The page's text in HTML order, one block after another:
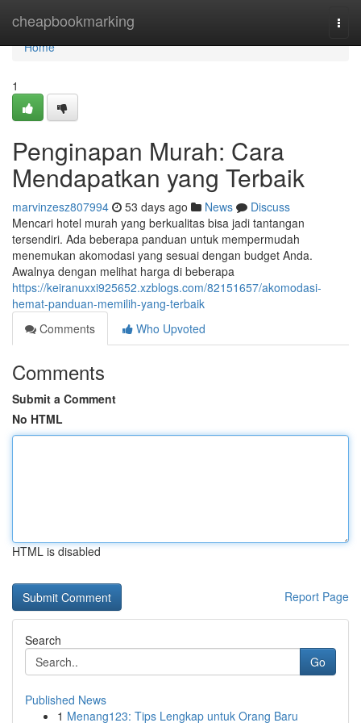
cheapbookmarking
Home
Home
1
Penginapan Murah: Cara
Mendapatkan yang Terbaik
marvinzesz807994 53 days ago News
Discuss
Mencari hotel murah yang berkualitas bisa jadi tantangan
tersendiri. Ada beberapa panduan untuk mempermudah
menemukan akomodasi yang sesuai dengan budget Anda.
Awalnya dengan melihat harga di beberapa
https://keiranuxxi925652.xzblogs.com/82151657/akomodasi-
hemat-panduan-memilih-yang-terbaik
Comments
Who Upvoted
Comments
Submit a Comment
No HTML
HTML is disabled
Report Page
Search
Go
Published News
1 Menang123: Tips Lengkap untuk Orang Baru